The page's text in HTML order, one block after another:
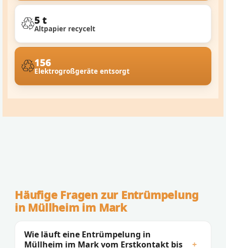
5 t
Altpapier recycelt
156
Elektrogroßgeräte entsorgt
Häufige Fragen zur Entrümpelung
in Müllheim im Mark
Wie läuft eine Entrümpelung in
Müllheim im Mark vom Erstkontakt bis
+